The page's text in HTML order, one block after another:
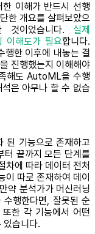
이해가 반드시 선행
한 개요를 살펴보았으
이었습니다. 실제
이해도가 필요합니다.
한 이후에 내놓는 결
진행했는지 이해해야
해도 AutoML을 수행
은 아무나 할 수 없습
기능으로 존재하고
터 끝까지 모든 단계를
차에 따라 데이터 전처
이 따로 존재하여 데이
약 분석가가 머신러닝
행한다면, 잘못된 순
한 각 기능에서 어떤
있습니다.